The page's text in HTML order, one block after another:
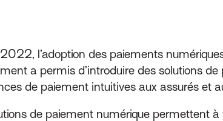
l’adoption des paiements
a permis d’introduire des solutions
de paiement intuitives aux assurés et
de paiement numérique permettent